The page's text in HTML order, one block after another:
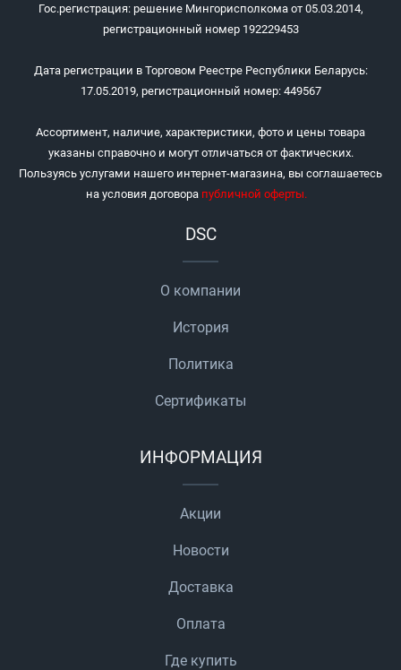
Гос.регистрация: решение Мингорисполкома от 05.03.2014,
регистрационный номер 192229453
Дата регистрации в Торговом Реестре Республики Беларусь:
17.05.2019, регистрационный номер: 449567
Ассортимент, наличие, характеристики, фото и цены товара
указаны справочно и могут отличаться от фактических.
Пользуясь услугами нашего интернет-магазина, вы соглашаетесь
на условия договора публичной оферты.
DSC
О компании
История
Политика
Сертификаты
ИНФОРМАЦИЯ
Акции
Новости
Доставка
Оплата
Где купить